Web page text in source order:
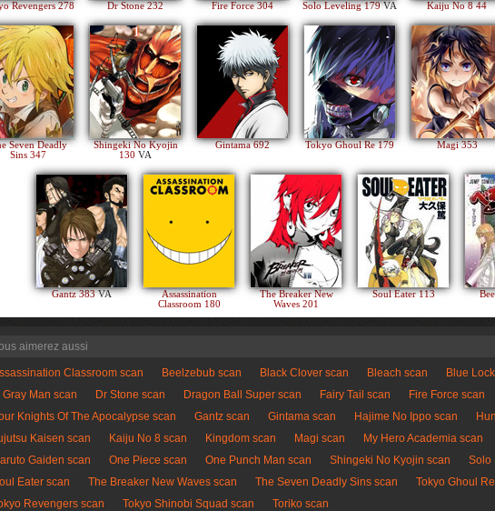
Revengers 278 Dr Stone 232 Fire Force 304 Solo Leveling 179VA Kaiju No 8 44
Seven Deadly
Sins 347
Shingeki No Kyojin
130 VA
Gintama 692 Tokyo Ghoul Re 179 Magi 353
Gantz 383VA
Assassination
Classroom 180
The Breaker New
Waves 201
Soul Eater 113
aimerez aussi
Classroom scan Beelzebub scan Black Clover scan Bleach scan Blue
Gray Man scan
Dr Stone scan Dragon Ball Super scan Fairy Tail scan
Fire Force scan
Knights Of The Apocalypse scan
Gantz scan Gintama scan Hajime No Ippo scan
Kaisen scan
Kaiju No 8 scan Kingdom scan Magi scan My Hero Academia scan
Gaiden scan
One Piece scan One Punch Man scan Shingeki No Kyojin scan
Solo
Eater scan
The Breaker New Waves scan The Seven Deadly Sins scan
Tokyo Ghoul
Revengers scan
Tokyo Shinobi Squad scan Toriko scan